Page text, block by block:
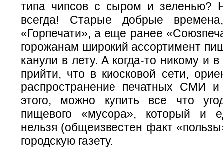
типа чипсов с сыром и зеленью?
всегда! Старые добрые
«Горпечати», а еще ранее
горожанам широкий ассортимент
канули в лету. А когда-то никому и в
прийти, что в киосковой сети,
распространение печатных СМИ и
этого, можно купить все что
пищевого «мусора», который и
нельзя (общеизвестен факт
городскую газету.